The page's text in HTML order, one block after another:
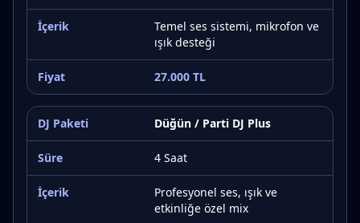
Temel ses sistemi, mikrofon ve
ışık desteği
27.000 TL
Düğün / Parti DJ Plus
4 Saat
Profesyonel ses, ışık ve
etkinliğe özel mix